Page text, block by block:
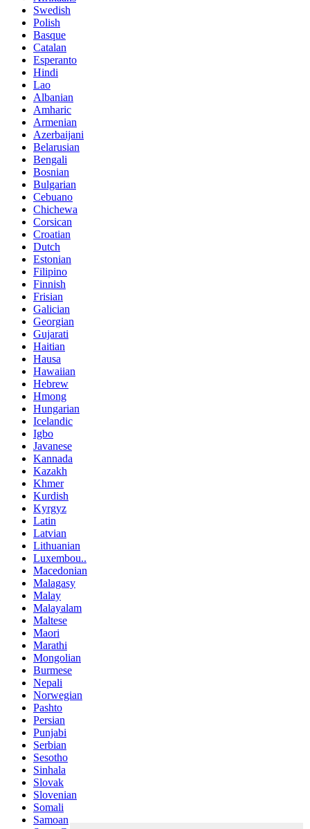
Swedish
Polish
Basque
Catalan
Esperanto
Hindi
Lao
Albanian
Amharic
Armenian
Azerbaijani
Belarusian
Bengali
Bosnian
Bulgarian
Cebuano
Chichewa
Corsican
Croatian
Dutch
Estonian
Filipino
Finnish
Frisian
Galician
Georgian
Gujarati
Haitian
Hausa
Hawaiian
Hebrew
Hmong
Hungarian
Icelandic
Igbo
Javanese
Kannada
Kazakh
Khmer
Kurdish
Kyrgyz
Latin
Latvian
Lithuanian
Luxembou..
Macedonian
Malagasy
Malay
Malayalam
Maltese
Maori
Marathi
Mongolian
Burmese
Nepali
Norwegian
Pashto
Persian
Punjabi
Serbian
Sesotho
Sinhala
Slovak
Slovenian
Somali
Samoan